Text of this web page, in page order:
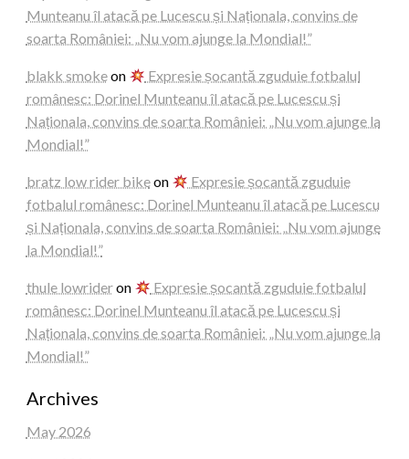
Munteanu îl atacă pe Lucescu și Naționala, convins de
soarta României: „Nu vom ajunge la Mondial!”
blakk smokeon
Expresie șocantă zguduie fotbalul
românesc: Dorinel Munteanu îl atacă pe Lucescu și
Naționala, convins de soarta României: „Nu vom ajunge la
Mondial!”
bratz low rider bikeon
Expresie șocantă zguduie
fotbalul românesc: Dorinel Munteanu îl atacă pe Lucescu
și Naționala, convins de soarta României: „Nu vom ajunge
la Mondial!”
thule lowrideron
Expresie șocantă zguduie fotbalul
românesc: Dorinel Munteanu îl atacă pe Lucescu și
Naționala, convins de soarta României: „Nu vom ajunge la
Mondial!”
Archives
May 2026